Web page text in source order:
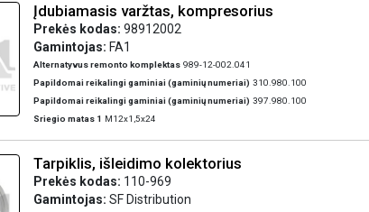
Įdubiamasis varžtas, kompresorius
Prekės kodas: 98912002
Gamintojas: FA1
Alternatyvus remonto komplektas 989-12-002.041
Papildomai reikalingi gaminiai (gaminių numeriai) 310.980.100
Papildomai reikalingi gaminiai (gaminių numeriai) 397.980.100
Sriegio matas 1 M12x1,5x24
Tarpiklis, išleidimo kolektorius
Prekės kodas: 110-969
Gamintojas: SF Distribution